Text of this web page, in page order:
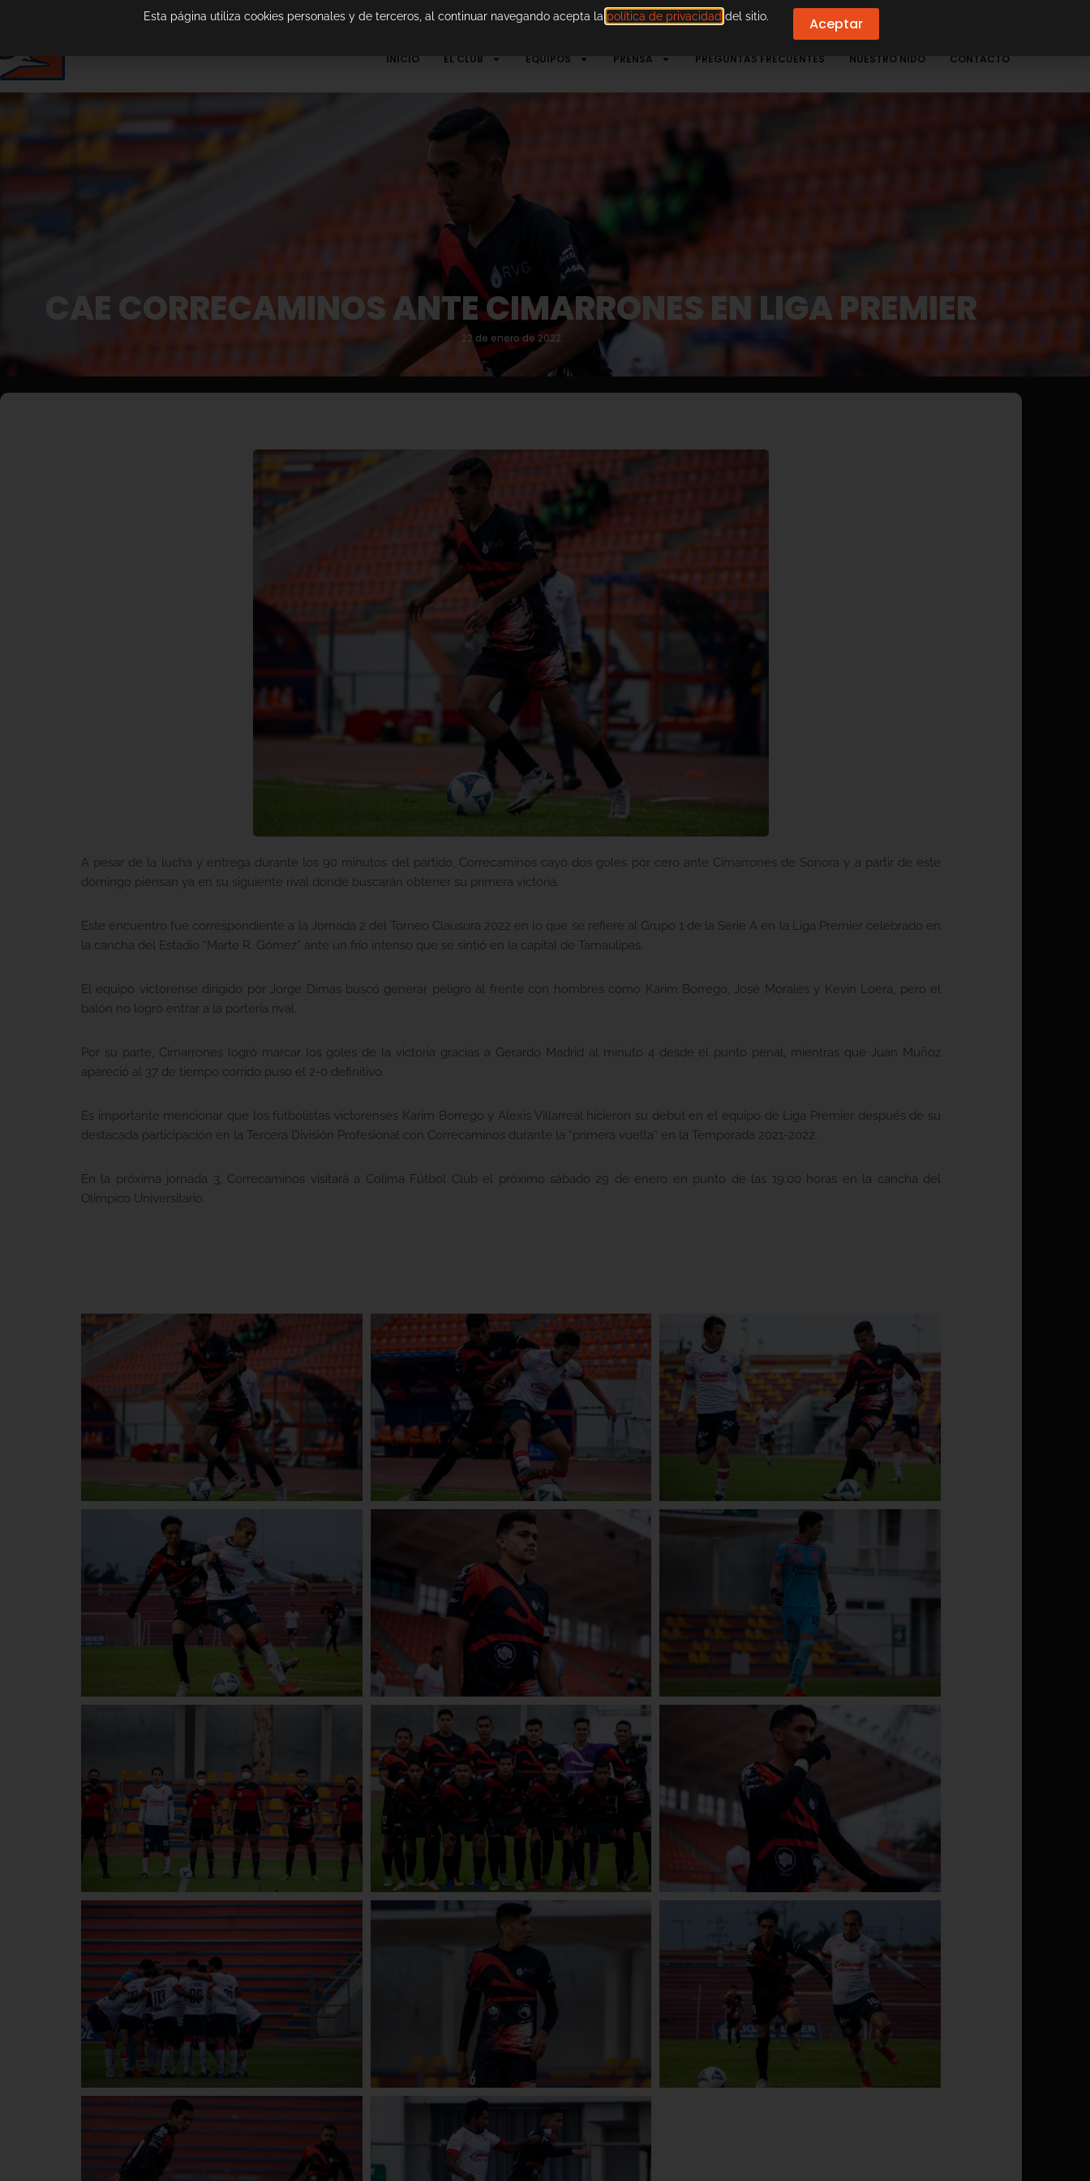
INICIO EL CLUB EQUIPOS PRENSA PREGUNTAS FRECUENTES NUESTRO NIDO CONTACTO
CAE CORRECAMINOS ANTE CIMARRONES EN LIGA PREMIER
22 de enero de 2022
A pesar de la lucha y entrega durante los 90 minutos del partido, Correcaminos cayó dos goles por cero ante Cimarrones de Sonora y a partir de este
domingo piensan ya en su siguiente rival donde buscarán obtener su primera victoria.
Este encuentro fue correspondiente a la Jornada 2 del Torneo Clausura 2022 en lo que se refiere al Grupo 1 de la Serie A en la Liga Premier celebrado en
la cancha del Estadio “Marte R. Gómez” ante un frío intenso que se sintió en la capital de Tamaulipas.
El equipo victorense dirigido por Jorge Dimas buscó generar peligro al frente con hombres como Karim Borrego, José Morales y Kevin Loera, pero el
balón no logró entrar a la portería rival.
Por su parte, Cimarrones logró marcar los goles de la victoria gracias a Gerardo Madrid al minuto 4 desde el punto penal, mientras que Juan Muñoz
apareció al 37 de tiempo corrido puso el 2-0 definitivo.
Es importante mencionar que los futbolistas victorenses Karim Borrego y Alexis Villarreal hicieron su debut en el equipo de Liga Premier después de su
destacada participación en la Tercera División Profesional con Correcaminos durante la “primera vuelta” en la Temporada 2021-2022.
En la próxima jornada 3, Correcaminos visitará a Colima Fútbol Club el próximo sábado 29 de enero en punto de las 19:00 horas en la cancha del
Olímpico Universitario.
Esta página utiliza cookies personales y de terceros, al continuar navegando acepta la política de privacidad del sitio. Aceptar